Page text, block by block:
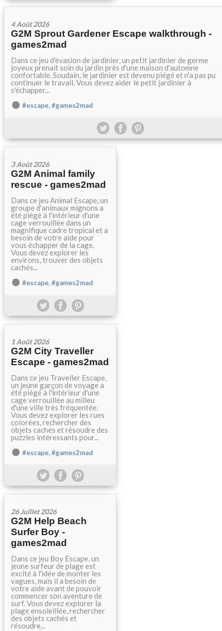
4 Août 2026
G2M Sprout Gardener Escape walkthrough -
games2mad
Dans ce jeu d'évasion de jardinier, un petit jardinier de germe
joyeux prenait soin du jardin près d'une maison d'automne
confortable. Soudain, le jardinier est devenu piégé et n'a pas pu
continuer le travail. Vous devez aider le petit jardinier à
s'échapper...
#escape,#games2mad
3 Août 2026
G2M Animal family
rescue - games2mad
Dans ce jeu Animal Escape, un
groupe d'animaux mignons a
été piégé à l'intérieur d'une
cage verrouillée dans un
magnifique cadre tropical et a
besoin de votre aide pour
vous échapper de la cage.
Vous devez explorer les
environs, trouver des objets
cachés...
#escape,#games2mad
1 Août 2026
G2M City Traveller
Escape - games2mad
Dans ce jeu Traveller Escape,
un jeune garçon de voyage a
été piégé à l'intérieur d'une
cage verrouillée au milieu
d'une ville très fréquentée.
Vous devez explorer les rues
colorées, rechercher des
objets cachés et résoudre des
puzzles intéressants pour...
#escape,#games2mad
26 Juillet 2026
G2M Help Beach
Surfer Boy -
games2mad
Dans ce jeu Boy Escape, un
jeune surfeur de plage est
excité à l'idée de monter les
vagues, mais il a besoin de
votre aide avant de pouvoir
commencer son aventure de
surf. Vous devez explorer la
plage ensoleillée, rechercher
des objets cachés et
résoudre...